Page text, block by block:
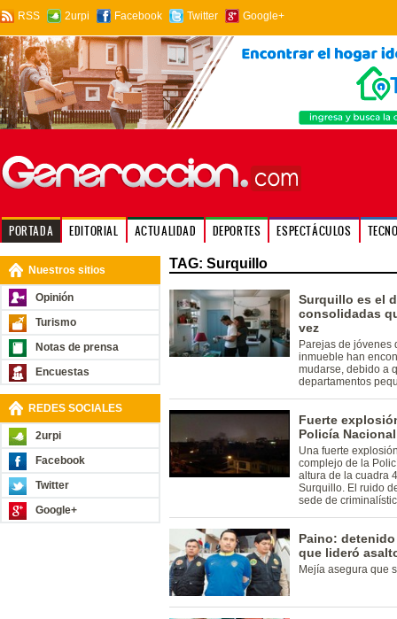
RSS 2urpi Facebook Twitter Google+
PORTADA EDITORIAL ACTUALIDAD DEPORTES ESPECTÁCULOS
Nuestros sitios
Opinión
Turismo
Notas de prensa
Encuestas
REDES SOCIALES
2urpi
Facebook
Twitter
Google+
TAG: Surquillo
Surquillo es el
consolidadas
vez
Parejas de jóvenes
inmueble han
mudarse, debido a
departamentos
Fuerte
Policía
Una fuerte
complejo de la
altura de la cuadra
Surquillo. El ruido
sede de
Paino:
que lideró
Mejía asegura que